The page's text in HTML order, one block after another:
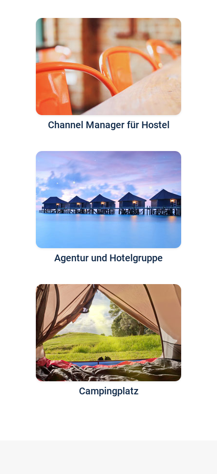
Channel Manager für Hostel
Agentur und Hotelgruppe
Campingplatz